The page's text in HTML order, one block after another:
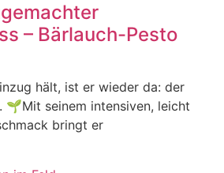
– Bärlauch-Pesto
hält, ist er wieder da: der
🌱Mit seinem intensiven, leicht
bringt er